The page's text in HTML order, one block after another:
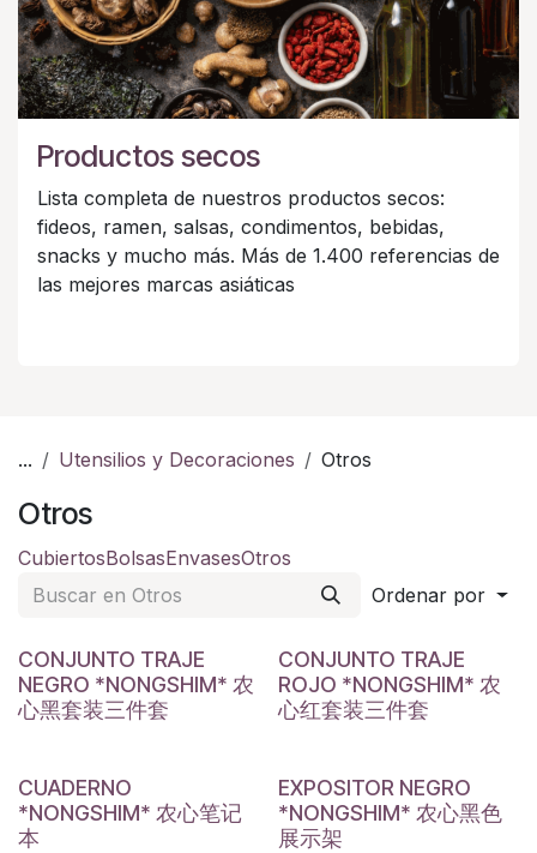
Productos secos
Lista completa de nuestros productos secos:
fideos, ramen, salsas, condimentos, bebidas,
snacks y mucho más. Más de 1.400 referencias de
las mejores marcas asiáticas
... Utensilios y Decoraciones Otros
Otros
CubiertosBolsasEnvasesOtros
Ordenar por
CONJUNTO TRAJE
NEGRO *NONGSHIM* 农
心黑套装三件套
CONJUNTO TRAJE
ROJO *NONGSHIM* 农
心红套装三件套
CUADERNO
*NONGSHIM* 农心笔记
本
EXPOSITOR NEGRO
*NONGSHIM* 农心黑色
展示架